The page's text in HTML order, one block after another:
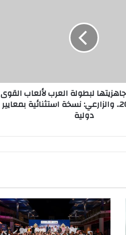
لبطولة العرب لألعاب القوى
للشباب 2026.. والزارعي: نسخة استثنائية بمعايير
دولية